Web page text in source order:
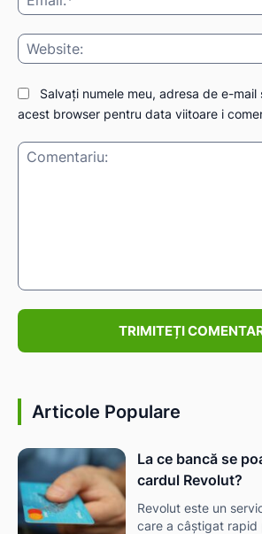
Salvați numele meu, adresa de e-
acest browser pentru data viitoare i
Articole Populare
La ce bancă se
cardul Revolut?
Revolut este un
care a câștigat rapid